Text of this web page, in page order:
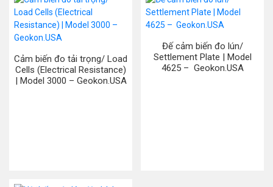
Cảm biến đo tải trọng/ Load
Cells (Electrical Resistance)
| Model 3000 – Geokon.USA
Đế cảm biến đo lún/
Settlement Plate | Model
4625 – Geokon.USA